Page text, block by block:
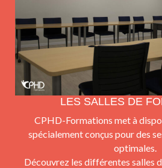
LES SALLES DE
CPHD-Formations met à
spécialement conçus pour des
optimales.
Découvrez les différentes salles